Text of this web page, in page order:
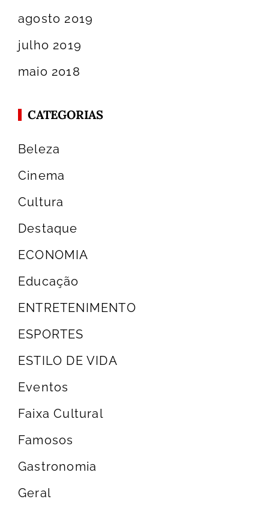
agosto 2019
julho 2019
maio 2018
CATEGORIAS
Beleza
Cinema
Cultura
Destaque
ECONOMIA
Educação
ENTRETENIMENTO
ESPORTES
ESTILO DE VIDA
Eventos
Faixa Cultural
Famosos
Gastronomia
Geral